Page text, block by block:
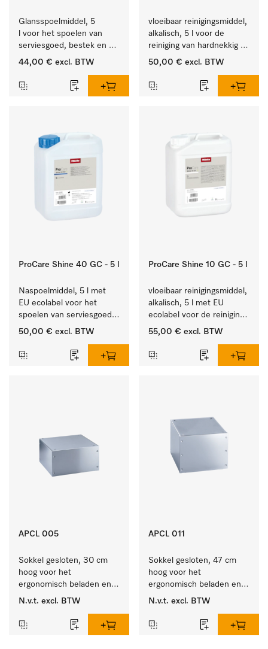
Glansspoelmiddel, 5
l voor het spoelen van
serviesgoed, bestek en
ideaal voor glazen.
44,00 € excl. BTW
vloeibaar reinigingsmiddel,
alkalisch, 5 l voor de
reiniging van hardnekkig
vuil op serviesgoed,
50,00 € excl. BTW
ProCare Shine 40 GC - 5 l
Naspoelmiddel, 5 l met
EU ecolabel voor het
spoelen van serviesgoed,
bestek en glazen.
50,00 € excl. BTW
ProCare Shine 10 GC - 5 l
vloeibaar reinigingsmiddel,
alkalisch, 5 l met EU
ecolabel voor de reiniging
van alledaags vuil op
glazen.
55,00 € excl. BTW
APCL 005
Sokkel gesloten, 30 cm
hoog voor het
ergonomisch beladen en
legen van de wasmachine
N.v.t. excl. BTW
APCL 011
Sokkel gesloten, 47 cm
hoog voor het
ergonomisch beladen en
legen van de wasmachine
N.v.t. excl. BTW